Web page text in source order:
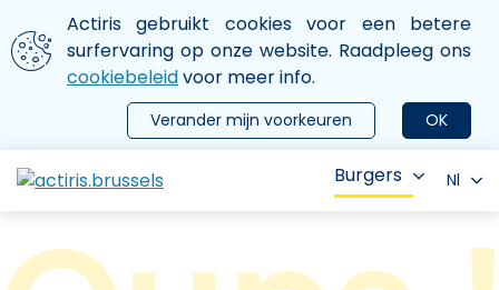
Aller au contenu principal
We gebruiken cookies
Actiris gebruikt cookies voor een betere
surfervaring op onze website. Raadpleeg ons
cookiebeleidvoor meer info.
OK
Verander mijn voorkeuren
le menu
Burgers Nl